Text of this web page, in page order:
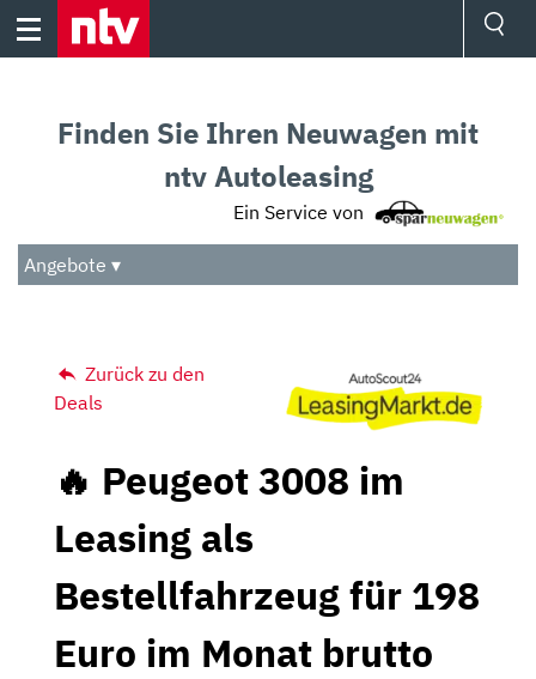
Skip
Audio
Das Beste
Finden Sie Ihren Neuwagen mit
ntv Autoleasing
Ein Service von
Angebote ▾
Zurück zu den
Deals
🔥 Peugeot 3008 im
Leasing als
Bestellfahrzeug für 198
Euro im Monat brutto